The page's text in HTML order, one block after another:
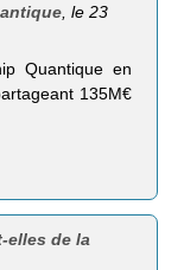
, le 23
Quantique en
135M€
elles de la